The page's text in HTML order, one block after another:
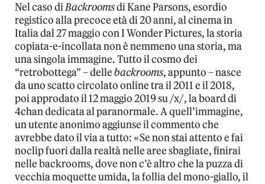
Nel caso diBackroomsdi Kane Parsons, esordio
registico alla precoce età di 20 anni, al cinema in
Italia dal 27 maggio con I Wonder Pictures, la storia
copiata-e-incollata non è nemmeno una storia, ma
una singola immagine. Tutto il cosmo dei
“retrobottega” – dellebackrooms, appunto – nasce
da uno scatto circolato online tra il 2011 e il 2018,
poi approdato il 12 maggio 2019 su /x/, la board di
4chan dedicata al paranormale. A quell’immagine,
un utente anonimo aggiunse il commento che
avrebbe dato il via a tutto: «Se non stai attento e fai
noclip fuori dalla realtà nelle aree sbagliate, finirai
nelle backrooms, dove non c’è altro che la puzza di
vecchia moquette umida, la follia del mono-giallo, il